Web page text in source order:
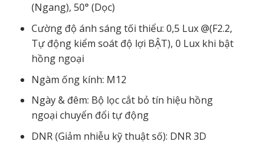
(Ngang), 50° (Dọc)
Cường độ ánh sáng tối thiểu: 0,5 Lux @(F2.2,
Tự động kiểm soát độ lợi BẬT), 0 Lux khi bật
hồng ngoại
Ngàm ống kính: M12
Ngày & đêm: Bộ lọc cắt bỏ tín hiệu hồng
ngoại chuyển đổi tự động
DNR (Giảm nhiễu kỹ thuật số): DNR 3D